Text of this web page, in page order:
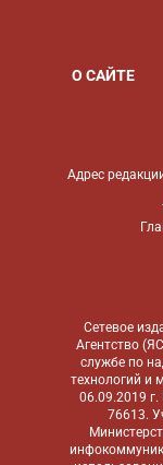
О САЙТЕ
Адрес
Сетевое
Агентство
службе по
технологий и
06.09.2019
76613.